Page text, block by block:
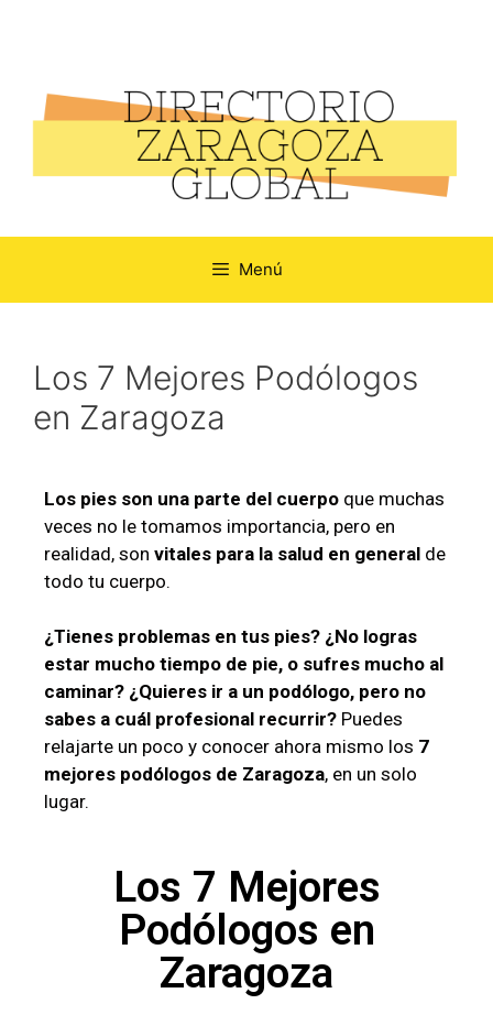
Menú
Los 7 Mejores Podólogos
en Zaragoza
Los pies son una parte del cuerpo que muchas
veces no le tomamos importancia, pero en
realidad, son vitales para la salud en general de
todo tu cuerpo.
¿Tienes problemas en tus pies? ¿No logras
estar mucho tiempo de pie, o sufres mucho al
caminar? ¿Quieres ir a un podólogo, pero no
sabes a cuál profesional recurrir? Puedes
relajarte un poco y conocer ahora mismo los 7
mejores podólogos de Zaragoza, en un solo
lugar.
Los 7 Mejores
Podólogos en
Zaragoza